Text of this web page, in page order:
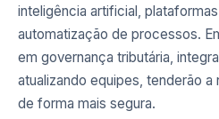
inteligência artificial,
automatização de processos.
em governança tributária,
atualizando equipes, tenderão a
de forma mais segura.